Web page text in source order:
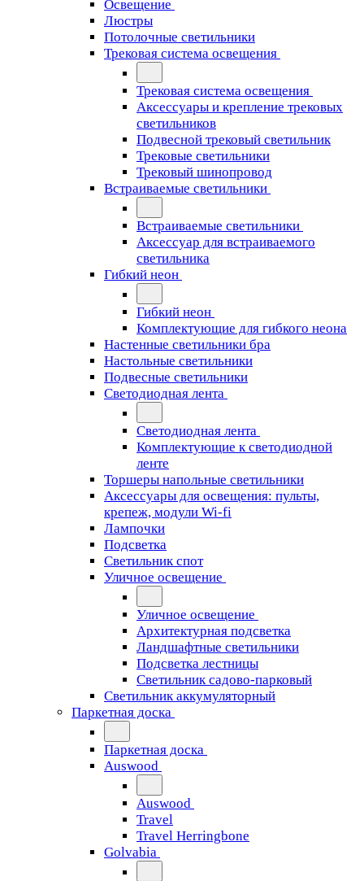
Освещение
Люстры
Потолочные светильники
Трековая система освещения
Трековая система освещения
Аксессуары и крепление трековых
светильников
Подвесной трековый светильник
Трековые светильники
Трековый шинопровод
Встраиваемые светильники
Встраиваемые светильники
Аксессуар для встраиваемого
светильника
Гибкий неон
Гибкий неон
Комплектующие для гибкого неона
Настенные светильники бра
Настольные светильники
Подвесные светильники
Светодиодная лента
Светодиодная лента
Комплектующие к светодиодной
ленте
Торшеры напольные светильники
Аксессуары для освещения: пульты,
крепеж, модули Wi-fi
Лампочки
Подсветка
Светильник спот
Уличное освещение
Уличное освещение
Архитектурная подсветка
Ландшафтные светильники
Подсветка лестницы
Светильник садово-парковый
Светильник аккумуляторный
Паркетная доска
Паркетная доска
Auswood
Auswood
Travel
Travel Herringbone
Golvabia